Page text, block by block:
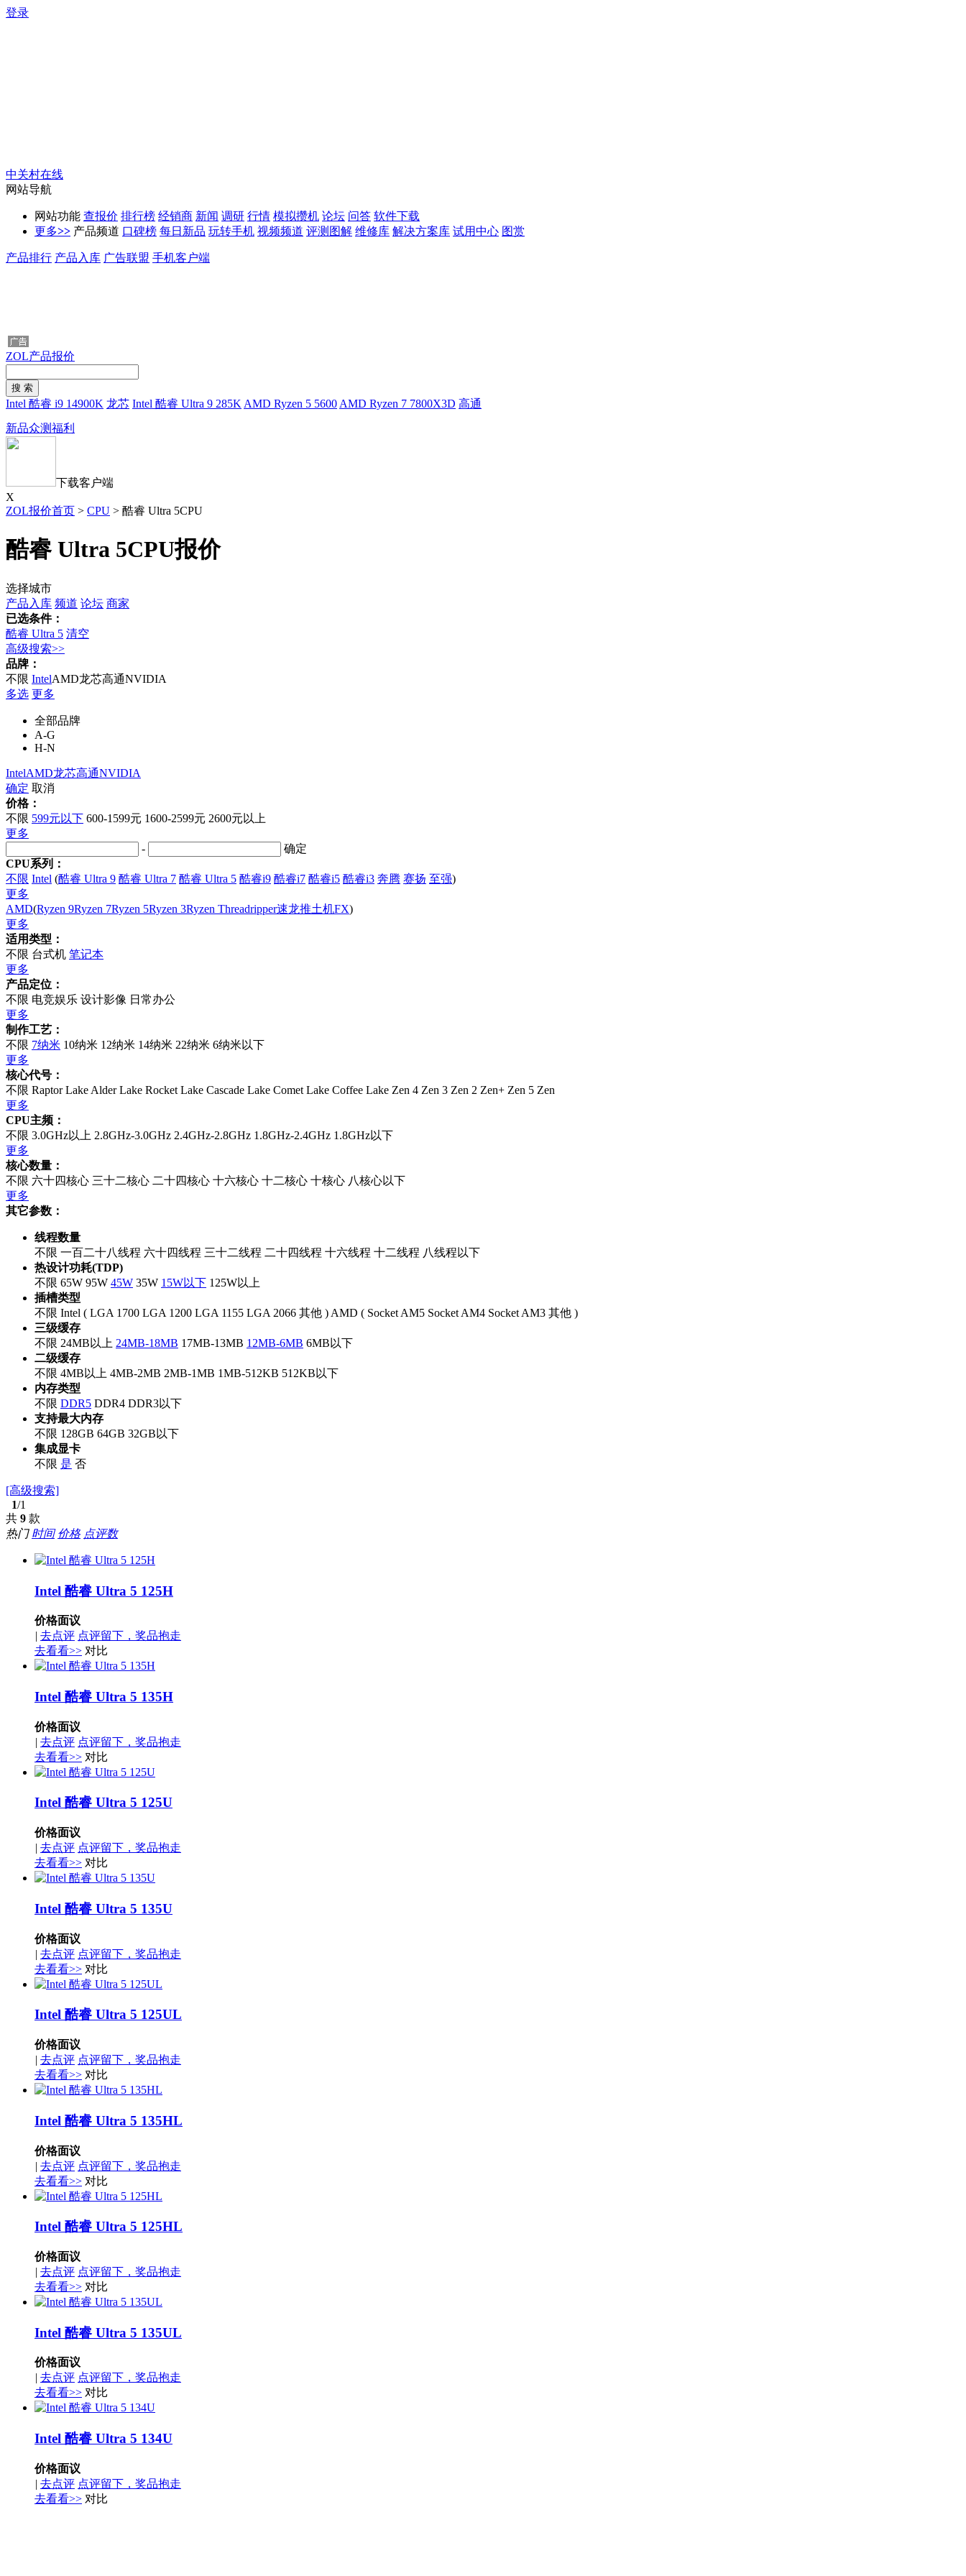
登录
中关村在线
网站导航
网站功能 查报价 排行榜 经销商 新闻 调研 行情 模拟攒机 论坛 问答 软件下载
更多>> 产品频道 口碑榜 每日新品 玩转手机 视频频道 评测图解 维修库 解决方案库 试用中心 图赏
产品排行 产品入库 广告联盟 手机客户端
ZOL产品报价
Intel 酷睿 i9 14900K 龙芯 Intel 酷睿 Ultra 9 285K AMD Ryzen 5 5600 AMD Ryzen 7 7800X3D 高通
新品众测福利
下载客户端
X
ZOL报价首页 > CPU > 酷睿 Ultra 5CPU
酷睿 Ultra 5CPU报价
选择城市
产品入库 频道 论坛 商家
已选条件：
酷睿 Ultra 5 清空
高级搜索>>
品牌：
不限 IntelAMD龙芯高通NVIDIA
多选 更多
全部品牌
A-G
H-N
IntelAMD龙芯高通NVIDIA
确定 取消
价格：
不限 599元以下 600-1599元 1600-2599元 2600元以上
更多
-
确定
CPU系列：
不限 Intel (酷睿 Ultra 9 酷睿 Ultra 7 酷睿 Ultra 5 酷睿i9 酷睿i7 酷睿i5 酷睿i3 奔腾 赛扬 至强)
更多
AMD(Ryzen 9Ryzen 7Ryzen 5Ryzen 3Ryzen Threadripper速龙推土机FX)
更多
适用类型：
不限 台式机 笔记本
更多
产品定位：
不限 电竞娱乐 设计影像 日常办公
更多
制作工艺：
不限 7纳米 10纳米 12纳米 14纳米 22纳米 6纳米以下
更多
核心代号：
不限 Raptor Lake Alder Lake Rocket Lake Cascade Lake Comet Lake Coffee Lake Zen 4 Zen 3 Zen 2 Zen+ Zen 5 Zen
更多
CPU主频：
不限 3.0GHz以上 2.8GHz-3.0GHz 2.4GHz-2.8GHz 1.8GHz-2.4GHz 1.8GHz以下
更多
核心数量：
不限 六十四核心 三十二核心 二十四核心 十六核心 十二核心 十核心 八核心以下
更多
其它参数：
线程数量
不限 一百二十八线程 六十四线程 三十二线程 二十四线程 十六线程 十二线程 八线程以下
热设计功耗(TDP)
不限 65W 95W 45W 35W 15W以下 125W以上
插槽类型
不限 Intel ( LGA 1700 LGA 1200 LGA 1155 LGA 2066 其他 ) AMD ( Socket AM5 Socket AM4 Socket AM3 其他 )
三级缓存
不限 24MB以上 24MB-18MB 17MB-13MB 12MB-6MB 6MB以下
二级缓存
不限 4MB以上 4MB-2MB 2MB-1MB 1MB-512KB 512KB以下
内存类型
不限 DDR5 DDR4 DDR3以下
支持最大内存
不限 128GB 64GB 32GB以下
集成显卡
不限 是 否
[高级搜索]
1/1
共 9 款
热门 时间 价格 点评数
Intel 酷睿 Ultra 5 125H
价格面议
| 去点评 点评留下，奖品抱走
去看看>> 对比
Intel 酷睿 Ultra 5 135H
价格面议
| 去点评 点评留下，奖品抱走
去看看>> 对比
Intel 酷睿 Ultra 5 125U
价格面议
| 去点评 点评留下，奖品抱走
去看看>> 对比
Intel 酷睿 Ultra 5 135U
价格面议
| 去点评 点评留下，奖品抱走
去看看>> 对比
Intel 酷睿 Ultra 5 125UL
价格面议
| 去点评 点评留下，奖品抱走
去看看>> 对比
Intel 酷睿 Ultra 5 135HL
价格面议
| 去点评 点评留下，奖品抱走
去看看>> 对比
Intel 酷睿 Ultra 5 125HL
价格面议
| 去点评 点评留下，奖品抱走
去看看>> 对比
Intel 酷睿 Ultra 5 135UL
价格面议
| 去点评 点评留下，奖品抱走
去看看>> 对比
Intel 酷睿 Ultra 5 134U
价格面议
| 去点评 点评留下，奖品抱走
去看看>> 对比